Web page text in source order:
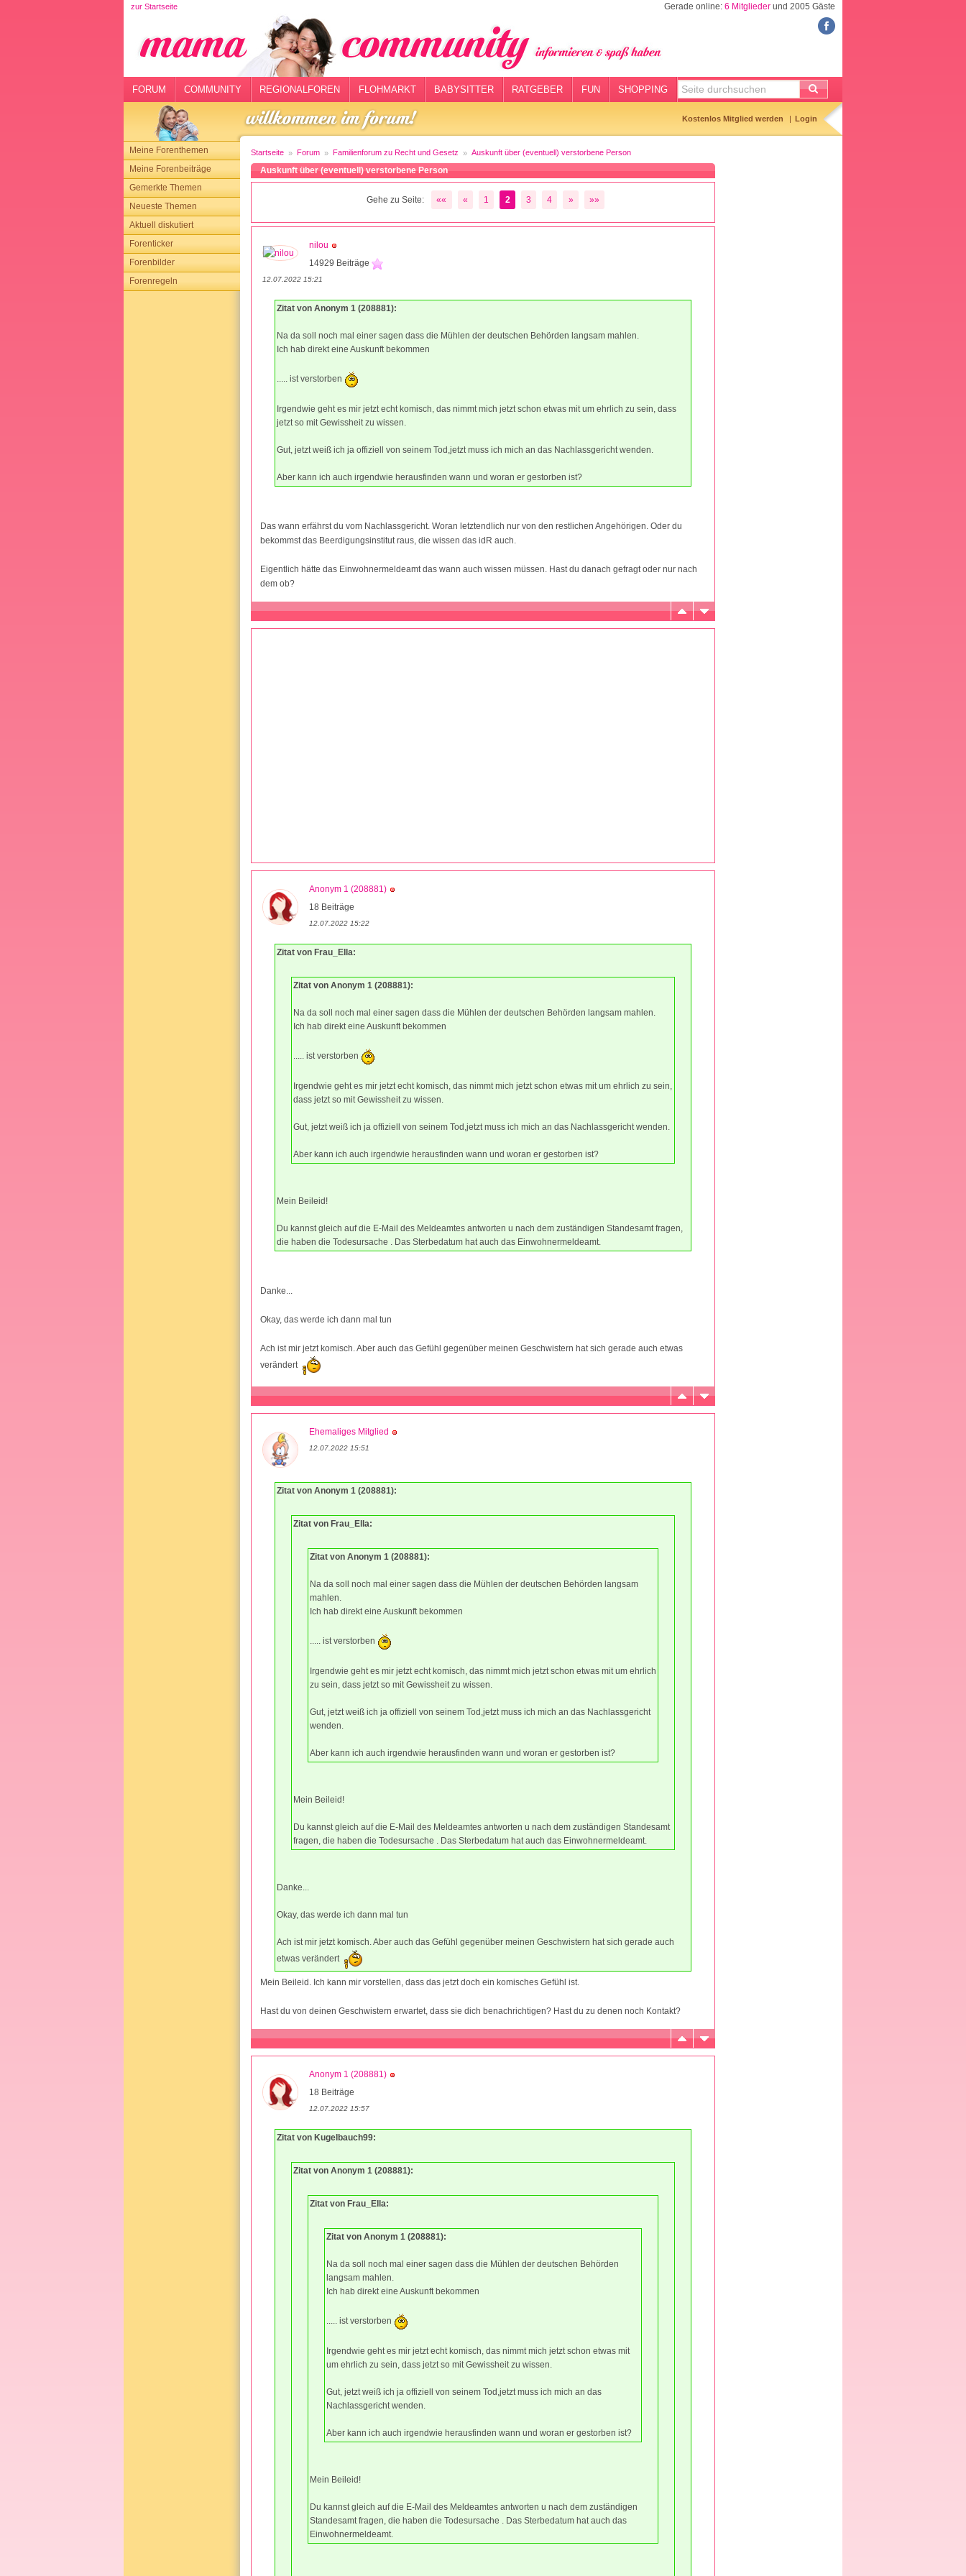
zur Startseite Gerade online: 6 Mitglieder und 2005 Gäste
FORUM COMMUNITY REGIONALFOREN FLOHMARKT BABYSITTER RATGEBER FUN SHOPPING
Kostenlos Mitglied werden Login
Meine Forenthemen
Meine Forenbeiträge
Gemerkte Themen
Neueste Themen
Aktuell diskutiert
Forenticker
Forenbilder
Forenregeln
Startseite Forum Familienforum zu Recht und Gesetz Auskunft über (eventuell) verstorbene Person
Auskunft über (eventuell) verstorbene Person
Gehe zu Seite: «« « 1 2 3 4 » »»
nilou
14929 Beiträge
12.07.2022 15:21
Zitat von Anonym 1 (208881):
Na da soll noch mal einer sagen dass die Mühlen der deutschen Behörden langsam mahlen.
Ich hab direkt eine Auskunft bekommen
..... ist verstorben
Irgendwie geht es mir jetzt echt komisch, das nimmt mich jetzt schon etwas mit um ehrlich zu sein, dass
jetzt so mit Gewissheit zu wissen.
Gut, jetzt weiß ich ja offiziell von seinem Tod,jetzt muss ich mich an das Nachlassgericht wenden.
Aber kann ich auch irgendwie herausfinden wann und woran er gestorben ist?
Das wann erfährst du vom Nachlassgericht. Woran letztendlich nur von den restlichen Angehörigen. Oder du
bekommst das Beerdigungsinstitut raus, die wissen das idR auch.
Eigentlich hätte das Einwohnermeldeamt das wann auch wissen müssen. Hast du danach gefragt oder nur nach
dem ob?
Anonym 1 (208881)
18 Beiträge
12.07.2022 15:22
Zitat von Frau_Ella:
Zitat von Anonym 1 (208881):
Na da soll noch mal einer sagen dass die Mühlen der deutschen Behörden langsam mahlen.
Ich hab direkt eine Auskunft bekommen
..... ist verstorben
Irgendwie geht es mir jetzt echt komisch, das nimmt mich jetzt schon etwas mit um ehrlich zu sein,
dass jetzt so mit Gewissheit zu wissen.
Gut, jetzt weiß ich ja offiziell von seinem Tod,jetzt muss ich mich an das Nachlassgericht wenden.
Aber kann ich auch irgendwie herausfinden wann und woran er gestorben ist?
Mein Beileid!
Du kannst gleich auf die E-Mail des Meldeamtes antworten u nach dem zuständigen Standesamt fragen,
die haben die Todesursache . Das Sterbedatum hat auch das Einwohnermeldeamt.
Danke...
Okay, das werde ich dann mal tun
Ach ist mir jetzt komisch. Aber auch das Gefühl gegenüber meinen Geschwistern hat sich gerade auch etwas
verändert
Ehemaliges Mitglied
12.07.2022 15:51
Zitat von Anonym 1 (208881):
Zitat von Frau_Ella:
Zitat von Anonym 1 (208881):
Na da soll noch mal einer sagen dass die Mühlen der deutschen Behörden langsam
mahlen.
Ich hab direkt eine Auskunft bekommen
..... ist verstorben
Irgendwie geht es mir jetzt echt komisch, das nimmt mich jetzt schon etwas mit um ehrlich
zu sein, dass jetzt so mit Gewissheit zu wissen.
Gut, jetzt weiß ich ja offiziell von seinem Tod,jetzt muss ich mich an das Nachlassgericht
wenden.
Aber kann ich auch irgendwie herausfinden wann und woran er gestorben ist?
Mein Beileid!
Du kannst gleich auf die E-Mail des Meldeamtes antworten u nach dem zuständigen Standesamt
fragen, die haben die Todesursache . Das Sterbedatum hat auch das Einwohnermeldeamt.
Danke...
Okay, das werde ich dann mal tun
Ach ist mir jetzt komisch. Aber auch das Gefühl gegenüber meinen Geschwistern hat sich gerade auch
etwas verändert
Mein Beileid. Ich kann mir vorstellen, dass das jetzt doch ein komisches Gefühl ist.
Hast du von deinen Geschwistern erwartet, dass sie dich benachrichtigen? Hast du zu denen noch Kontakt?
Anonym 1 (208881)
18 Beiträge
12.07.2022 15:57
Zitat von Kugelbauch99:
Zitat von Anonym 1 (208881):
Zitat von Frau_Ella:
Zitat von Anonym 1 (208881):
Na da soll noch mal einer sagen dass die Mühlen der deutschen Behörden
langsam mahlen.
Ich hab direkt eine Auskunft bekommen
..... ist verstorben
Irgendwie geht es mir jetzt echt komisch, das nimmt mich jetzt schon etwas mit
um ehrlich zu sein, dass jetzt so mit Gewissheit zu wissen.
Gut, jetzt weiß ich ja offiziell von seinem Tod,jetzt muss ich mich an das
Nachlassgericht wenden.
Aber kann ich auch irgendwie herausfinden wann und woran er gestorben ist?
Mein Beileid!
Du kannst gleich auf die E-Mail des Meldeamtes antworten u nach dem zuständigen
Standesamt fragen, die haben die Todesursache . Das Sterbedatum hat auch das
Einwohnermeldeamt.